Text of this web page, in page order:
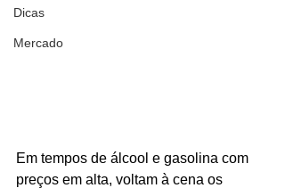
Dicas
Mercado
Em tempos de álcool e gasolina com
preços em alta, voltam à cena os